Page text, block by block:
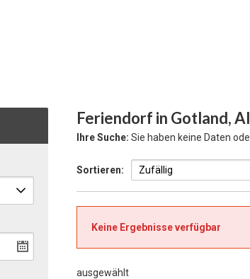
Feriendorf in Gotland,
Ihre Suche: Sie haben keine Daten
Sortieren:
Keine Ergebnisse verfügbar
ausgewählt